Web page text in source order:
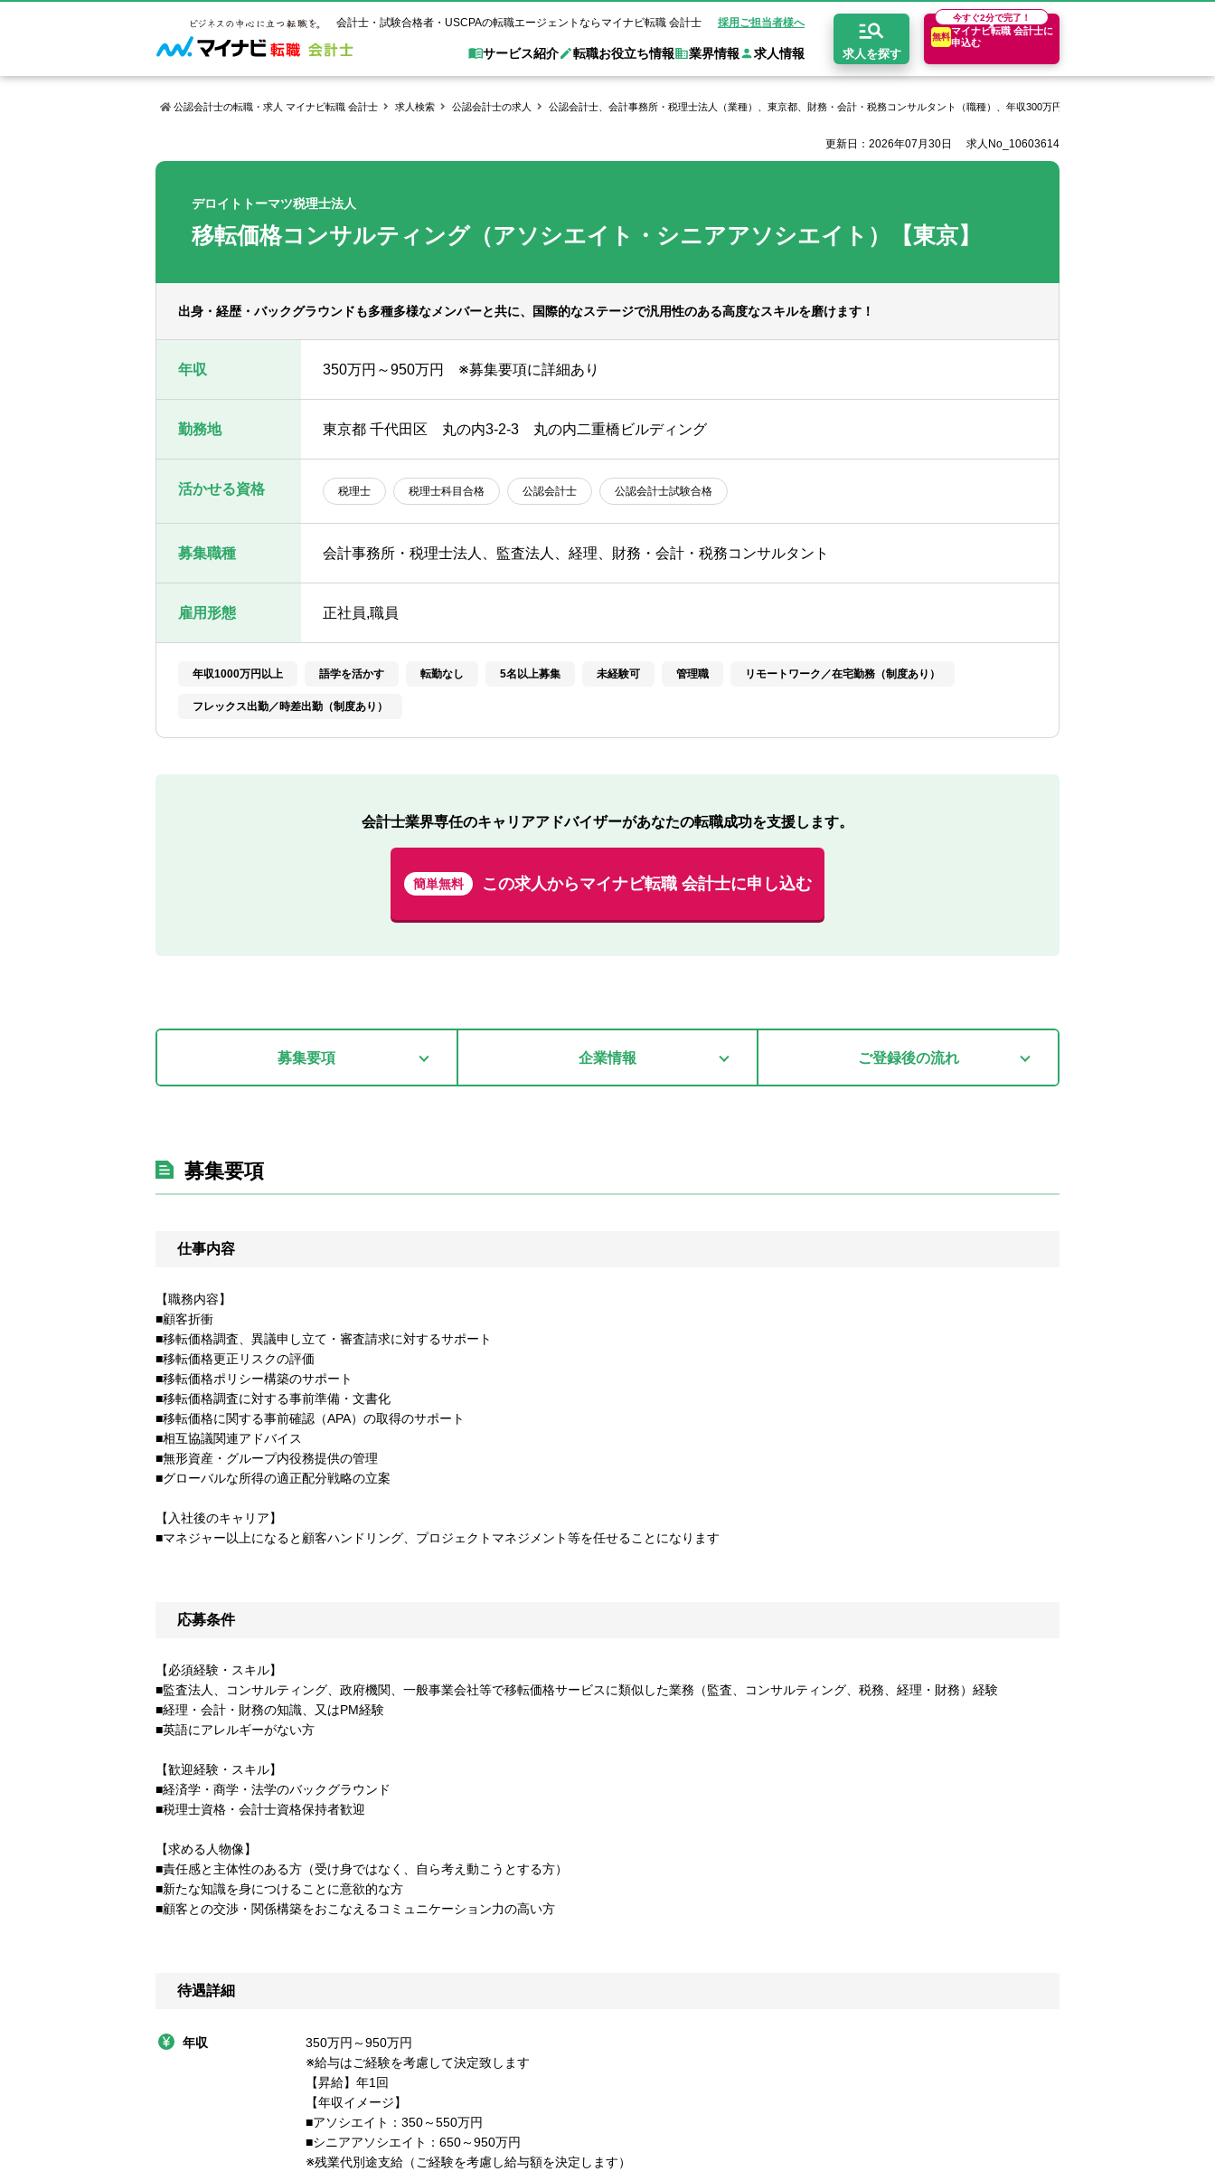
会計士・試験合格者・USCPAの転職エージェントならマイナビ転職 会計士 採用ご担当者様へ
求人を探す
今すぐ2分で完了！
無料
マイナビ転職 会計士に
申込む
サービス紹介
サービス紹介
ご利用の流れ 転職成功事例
非公開求人とは？
転職お役立ち情報
転職お役立ち情報
はじめての転職の方へ USCPAの転職
転職活動お役立ちコンテンツ
会計士・試験合格者の転職Q&A キャリア診断
業界情報
業界情報
試験科目一覧 会計士が活躍できる転職先 会計事務所・税理士法人
求人情報
公認会計士試験合格
会計事務所・税理士法人
ム
事業会社
エリア別求人情報
関西
公認会計士の転職・求人 マイナビ転職 会計士 求人検索 公認会計士の求人 公認会計士、会計事務所・税理士法人（業種）、東京都、財務・会計・税務コンサルタント（職種）、年収300万円以上
更新日：2026年07月30日 求人No_10603614
デロイトトーマツ税理士法人
移転価格コンサルティング（アソシエイト・シニアアソシエイト）【東京】
出身・経歴・バックグラウンドも多種多様なメンバーと共に、国際的なステージで汎用性のある高度なスキルを磨けます！
年収 350万円～950万円 ※募集要項に詳細あり
勤務地 東京都 千代田区 丸の内3-2-3 丸の内二重橋ビルディング
活かせる資格 税理士 税理士科目合格 公認会計士 公認会計士試験合格
募集職種 会計事務所・税理士法人、監査法人、経理、財務・会計・税務コンサルタント
雇用形態 正社員,職員
年収1000万円以上 語学を活かす 転勤なし 5名以上募集 未経験可 管理職 リモートワーク／在宅勤務（制度あり）
フレックス出勤／時差出勤（制度あり）
会計士業界専任のキャリアアドバイザーがあなたの転職成功を支援します。
簡単無料 この求人からマイナビ転職 会計士に申し込む
募集要項 企業情報 ご登録後の流れ
募集要項
仕事内容
【職務内容】
■顧客折衝
■移転価格調査、異議申し立て・審査請求に対するサポート
■移転価格更正リスクの評価
■移転価格ポリシー構築のサポート
■移転価格調査に対する事前準備・文書化
■移転価格に関する事前確認（APA）の取得のサポート
■相互協議関連アドバイス
■無形資産・グループ内役務提供の管理
■グローバルな所得の適正配分戦略の立案
【入社後のキャリア】
■マネジャー以上になると顧客ハンドリング、プロジェクトマネジメント等を任せることになります
応募条件
【必須経験・スキル】
■監査法人、コンサルティング、政府機関、一般事業会社等で移転価格サービスに類似した業務（監査、コンサルティング、税務、経理・財務）経験
■経理・会計・財務の知識、又はPM経験
■英語にアレルギーがない方
【歓迎経験・スキル】
■経済学・商学・法学のバックグラウンド
■税理士資格・会計士資格保持者歓迎
【求める人物像】
■責任感と主体性のある方（受け身ではなく、自ら考え動こうとする方）
■新たな知識を身につけることに意欲的な方
■顧客との交渉・関係構築をおこなえるコミュニケーション力の高い方
待遇詳細
年収
350万円～950万円
※給与はご経験を考慮して決定致します
【昇給】年1回
【年収イメージ】
■アソシエイト：350～550万円
■シニアアソシエイト：650～950万円
※残業代別途支給（ご経験を考慮し給与額を決定します）